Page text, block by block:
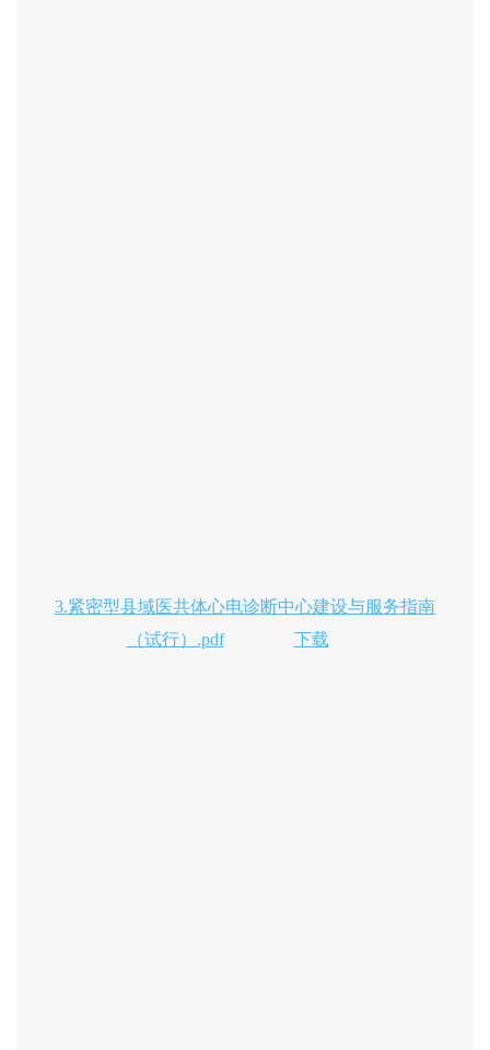
3.紧密型县域医共体心电诊断中心建设与服务指南
（试行）.pdf
下载